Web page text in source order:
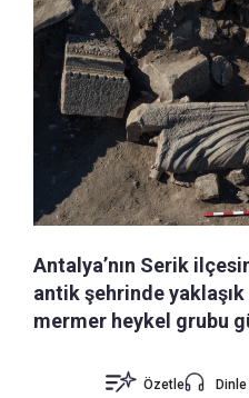
Antalya’nın Serik
antik şehrinde
mermer heykel grubu
Özetle Dinle